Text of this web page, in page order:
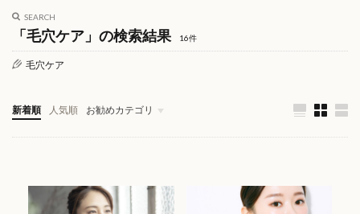
SEARCH
「毛穴ケア」の検索結果 16件
毛穴ケア
新着順 人気順 お勧めカテゴリ
スキンケアカタログ